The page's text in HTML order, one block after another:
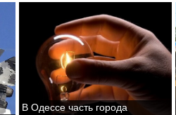
В Одессе часть города